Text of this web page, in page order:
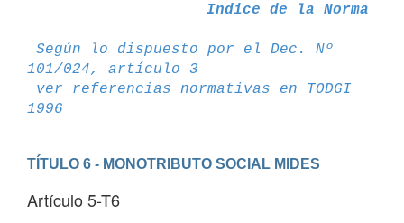
Indice de la Norma
Según lo dispuesto por el Dec. Nº
101/024, artículo 3
ver referencias normativas en TODGI
1996
TÍTULO 6 - MONOTRIBUTO SOCIAL MIDES
Artículo 5-T6